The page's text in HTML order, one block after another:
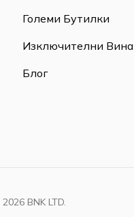
Големи Бутилки
Изключителни Вина
Блог
2026 BNK LTD.